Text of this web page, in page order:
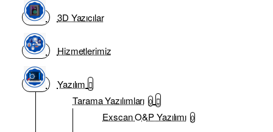
3D Yazıcılar
Hizmetlerimiz
Yazılım
Tarama Yazılımları 0
Exscan O&P Yazılımı 0